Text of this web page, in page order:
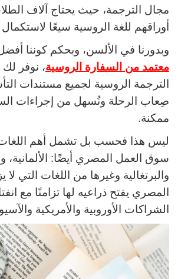
مجال الترجمة، حيث يحتاج آلاف
أوراقهم للغة الروسية سيعًا
وبدورنا في الألسن، وبحكم كوننا
معتمد من السفارة الروسية، نوفر
الترجمة الروسية لجميع مستندات
صِعاب الرحلة ونُسهل من إجراءات
ممكنة.
ليس هذا فحسب بل تشمل أهم
سوق العمل المصري أيضًا: الألمانية،
والبرتغالية وغيرها من اللغات التي
المصري يفتح ذراعيه لها تزامنًا مع
الشراكات الأوروبية والأمريكية